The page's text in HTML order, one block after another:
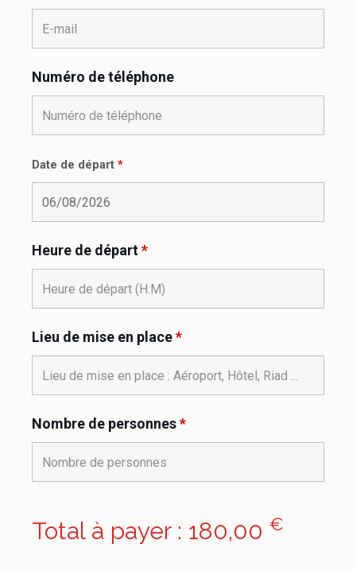
Numéro de téléphone
Date de départ *
Heure de départ*
Lieu de mise en place*
Nombre de personnes*
Total à payer : 180,00 €